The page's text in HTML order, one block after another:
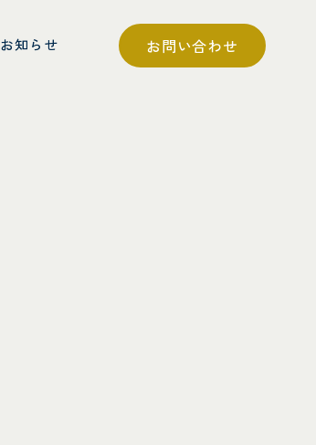
お知らせ お問い合わせ